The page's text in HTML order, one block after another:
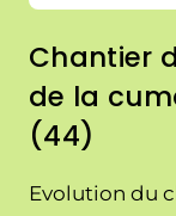
Chantier
de la
(44)
Evolution du